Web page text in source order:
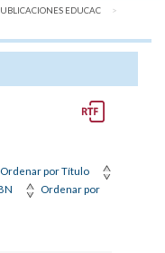
EDUCAC
Ordenar por Título
Ordenar por